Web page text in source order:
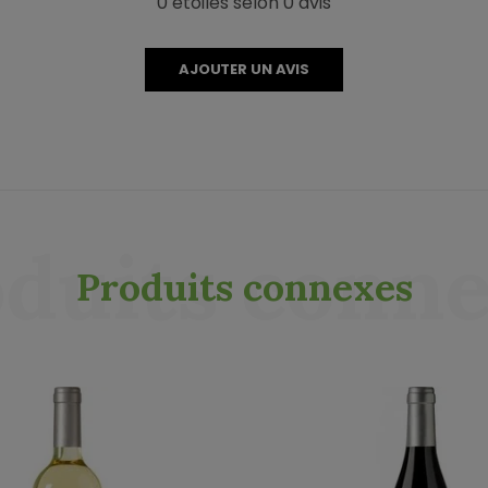
AJOUTER UN AVIS
Produits connexes